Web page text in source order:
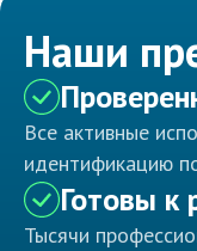
Наши
Все активные
идентификацию
Готовы к
Тысячи